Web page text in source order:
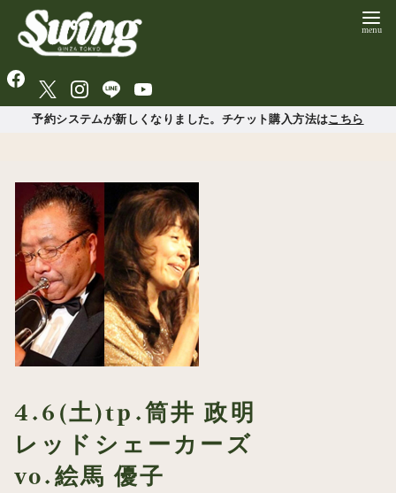
予約システムが新しくなりました。チケット購入方法はこちら
4.6(土)tp.筒井 政明
レッドシェーカーズ
vo.絵馬 優子